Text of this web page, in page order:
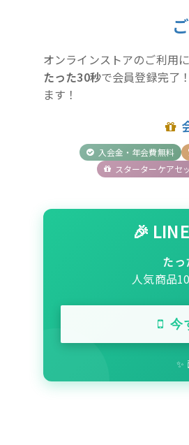
オンラインストアのご利用
たった30秒で会員登録完了
ます！
入会金・年会費無料
スターターケアセ
🎉
たっ
人気商品
今
✨